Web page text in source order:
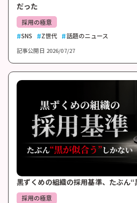
だった
採用の極意
SNS
Z世代 話題のニュース
記事公開日 2026/07/27
黒ずくめの組織の採用基準、たぶん
採用の極意